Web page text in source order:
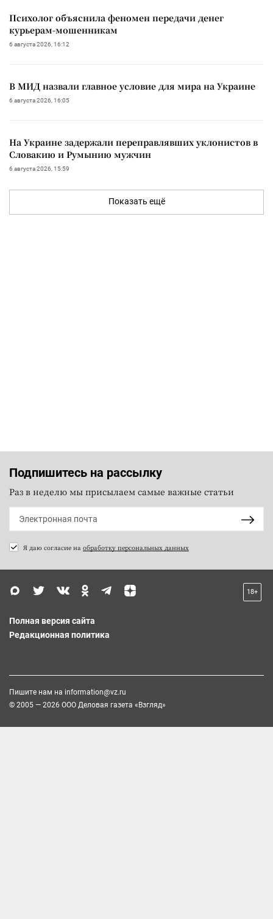
Психолог объяснила феномен передачи денег
курьерам-мошенникам
6 августа 2026, 16:12
В МИД назвали главное условие для мира на Украине
6 августа 2026, 16:05
На Украине задержали переправлявших уклонистов в
Словакию и Румынию мужчин
6 августа 2026, 15:59
Показать ещё
Подпишитесь на рассылку
Раз в неделю мы присылаем самые важные статьи
Я даю согласие на обработку персональных данных
18+
Полная версия сайта
Редакционная политика
Пишите нам на information@vz.ru
© 2005 — 2026 ООО Деловая газета «Взгляд»